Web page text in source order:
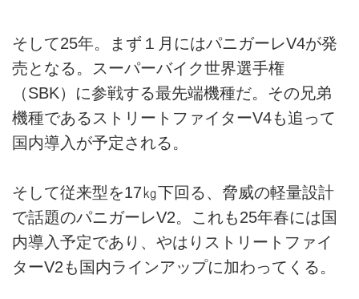
そして25年。まず１月にはパニガーレV4が発
売となる。スーパーバイク世界選手権
（SBK）に参戦する最先端機種だ。その兄弟
機種であるストリートファイターV4も追って
国内導入が予定される。
そして従来型を17㎏下回る、脅威の軽量設計
で話題のパニガーレV2。これも25年春には国
内導入予定であり、やはりストリートファイ
ターV2も国内ラインアップに加わってくる。